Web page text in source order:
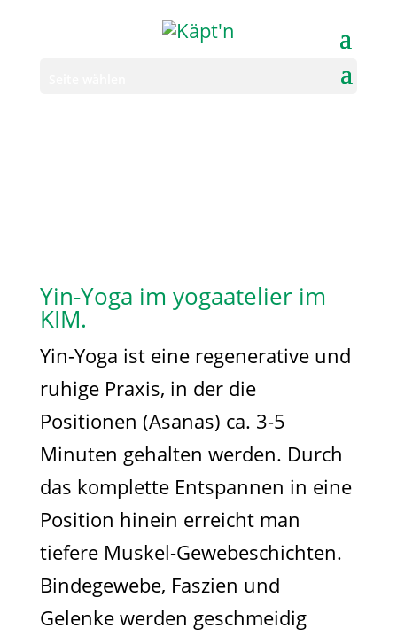
Yin-Yoga im yogaatelier im
KIM.
Yin-Yoga ist eine regenerative und
ruhige Praxis, in der die
Positionen (Asanas) ca. 3-5
Minuten gehalten werden. Durch
das komplette Entspannen in eine
Position hinein erreicht man
tiefere Muskel-Gewebeschichten.
Bindegewebe, Faszien und
Gelenke werden geschmeidig